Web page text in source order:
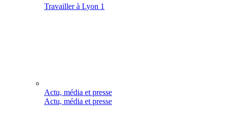
Travailler à Lyon 1
Actu, média et presse
Actu, média et presse